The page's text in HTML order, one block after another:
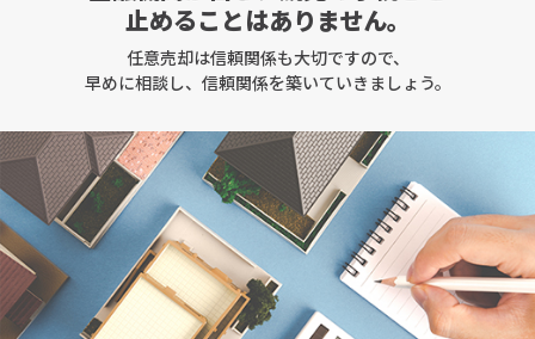
止めることはありません。
任意売却は信頼関係も大切ですので、
早めに相談し、信頼関係を築いていきましょう。